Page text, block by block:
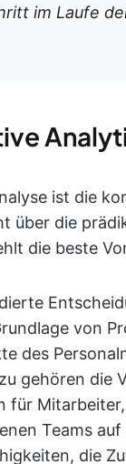
im Laufe
ist die
über die
die beste
von
des
gehören die
für
Teams auf
die